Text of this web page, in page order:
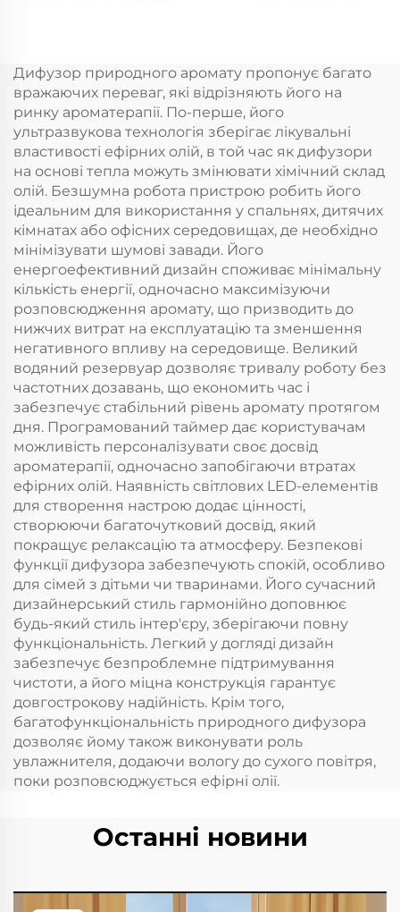
олійних дифузорів
Безводні атомізатори
ароматичних масел
Дифузор природного аромату пропонує багато
вражаючих переваг, які відрізняють його на
ринку ароматерапії. По-перше, його
ультразвукова технологія зберігає лікувальні
властивості ефірних олій, в той час як дифузори
на основі тепла можуть змінювати хімічний склад
олій. Безшумна робота пристрою робить його
ідеальним для використання у спальнях, дитячих
кімнатах або офісних середовищах, де необхідно
мінімізувати шумові завади. Його
енергоефективний дизайн споживає мінімальну
кількість енергії, одночасно максимізуючи
розповсюдження аромату, що призводить до
нижчих витрат на експлуатацію та зменшення
негативного впливу на середовище. Великий
водяний резервуар дозволяє тривалу роботу без
частотних дозавань, що економить час і
забезпечує стабільний рівень аромату протягом
дня. Програмований таймер дає користувачам
можливість персоналізувати своє досвід
ароматерапії, одночасно запобігаючи втратах
ефірних олій. Наявність світлових LED-елементів
для створення настрою додає цінності,
створюючи багаточутковий досвід, який
покращує релаксацію та атмосферу. Безпекові
функції дифузора забезпечують спокій, особливо
для сімей з дітьми чи тваринами. Його сучасний
дизайнерський стиль гармонійно доповнює
будь-який стиль інтер'єру, зберігаючи повну
функціональність. Легкий у догляді дизайн
забезпечує безпроблемне підтримування
чистоти, а його міцна конструкція гарантує
довгострокову надійність. Крім того,
багатофункціональність природного дифузора
дозволяє йому також виконувати роль
увлажнителя, додаючи вологу до сухого повітря,
поки розповсюджується ефірні олії.
Останні новини